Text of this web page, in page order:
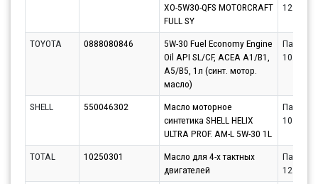
XO-5W30-QFS MOTORCRAFT
FULL SY
TOYOTA 0888080846
5W-30 Fuel Economy Engine
Oil API SL/CF, ACEA A1/B1,
A5/B5, 1л (синт. мотор.
масло)
Партнёр
SHELL 550046302
Масло моторное
синтетика SHELL HELIX
ULTRA PROF. AM-L 5W-30 1L
Партнёр
TOTAL 10250301
Масло для 4-х тактных
двигателей
Партнёр